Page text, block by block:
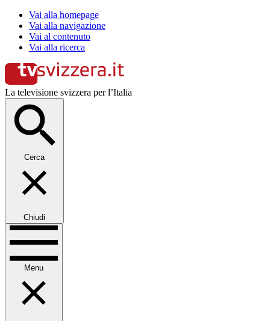
Vai alla homepage
Vai alla navigazione
Vai al contenuto
Vai alla ricerca
La televisione svizzera per l’Italia
Cerca
Chiudi
Menu